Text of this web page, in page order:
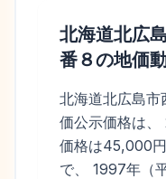
北海道北広
番８の地価
北海道北広島市
価公示価格は
価格は45,000
で、 1997年（